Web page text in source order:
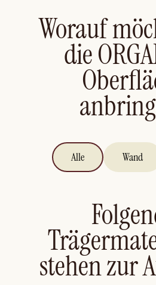
Worauf
die
Alle Wand
stehen zur